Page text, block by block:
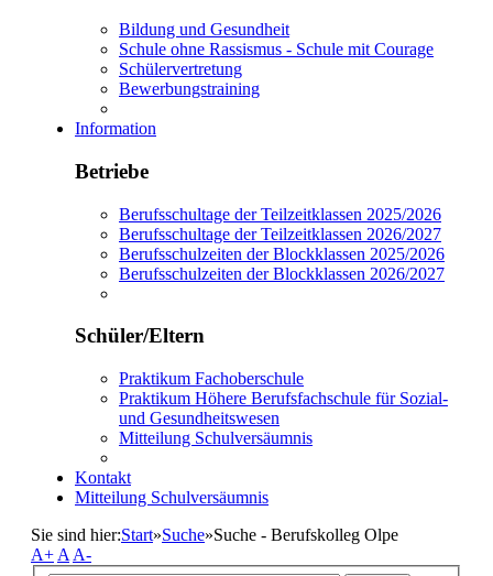
Bildung und Gesundheit
Schule ohne Rassismus - Schule mit Courage
Schülervertretung
Bewerbungstraining
Information
Betriebe
Berufsschultage der Teilzeitklassen 2025/2026
Berufsschultage der Teilzeitklassen 2026/2027
Berufsschulzeiten der Blockklassen 2025/2026
Berufsschulzeiten der Blockklassen 2026/2027
Schüler/Eltern
Praktikum Fachoberschule
Praktikum Höhere Berufsfachschule für Sozial-
und Gesundheitswesen
Mitteilung Schulversäumnis
Kontakt
Mitteilung Schulversäumnis
Sie sind hier:Start»Suche»Suche - Berufskolleg Olpe
A+ A A-